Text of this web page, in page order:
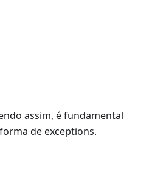
assim, é fundamental
de exceptions.